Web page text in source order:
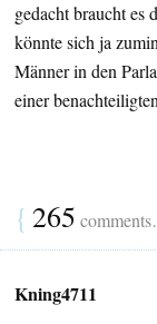
gedacht braucht es
könnte sich ja
Männer in den
einer
{ 265
Kning4711